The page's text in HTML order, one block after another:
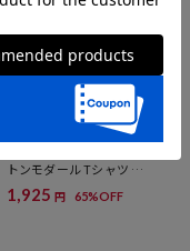
トンモダール Tシャツ タ
ンクトップセット
1,925 円 65%OFF